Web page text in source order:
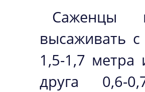
Саженцы
высаживать
1,5-1,7 метра
друга 0,6-